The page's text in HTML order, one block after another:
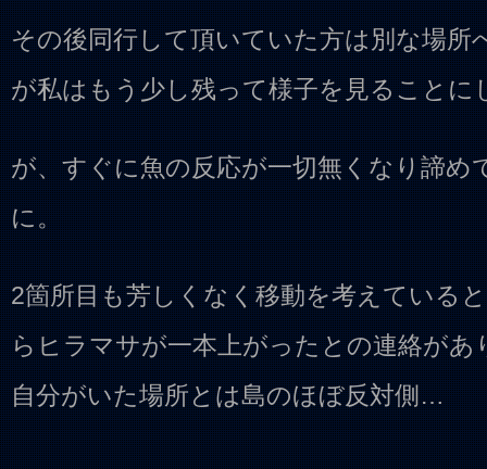
その後同行して頂いていた方は別な場所
が私はもう少し残って様子を見ることに
が、すぐに魚の反応が一切無くなり諦め
に。
2箇所目も芳しくなく移動を考えている
らヒラマサが一本上がったとの連絡があ
自分がいた場所とは島のほぼ反対側…